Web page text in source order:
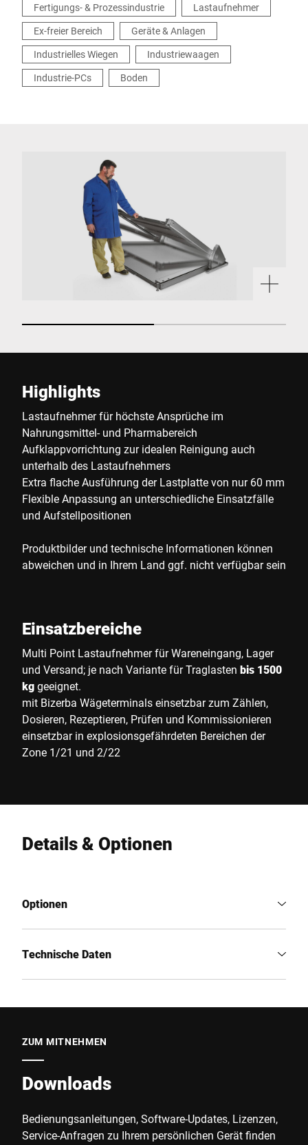
Fertigungs- & Prozessindustrie
Lastaufnehmer
Ex-freier Bereich
Geräte & Anlagen
Industrielles Wiegen
Industriewaagen
Industrie-PCs
Boden
Highlights
Lastaufnehmer für höchste Ansprüche im
Nahrungsmittel- und Pharmabereich
Aufklappvorrichtung zur idealen Reinigung auch
unterhalb des Lastaufnehmers
Extra flache Ausführung der Lastplatte von nur 60 mm
Flexible Anpassung an unterschiedliche Einsatzfälle
und Aufstellpositionen
Produktbilder und technische Informationen können
abweichen und in Ihrem Land ggf. nicht verfügbar sein
Einsatzbereiche
Multi Point Lastaufnehmer für Wareneingang, Lager
und Versand; je nach Variante für Traglasten bis 1500
kggeeignet.
mit Bizerba Wägeterminals einsetzbar zum Zählen,
Dosieren, Rezeptieren, Prüfen und Kommissionieren
einsetzbar in explosionsgefährdeten Bereichen der
Zone 1/21 und 2/22
Details & Optionen
Optionen
Technische Daten
ZUM MITNEHMEN
Downloads
Bedienungsanleitungen, Software-Updates, Lizenzen,
Service-Anfragen zu Ihrem persönlichen Gerät finden